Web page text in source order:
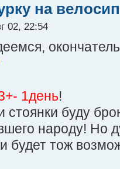
на
02, 22:54
1день!
стоянки буду
народу! Но
будет тож